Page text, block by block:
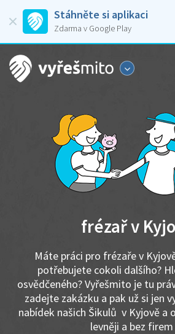
Stáhněte si aplikaci
Zdarma v Google Play
frézař v
Máte práci pro frézaře v
potřebujete cokoli dalšího?
osvědčeného? Vyřešmito je tu
zadejte zakázku a pak už si jen
nabídek našich Šikulů v Kyjově a
levněji a bez firem